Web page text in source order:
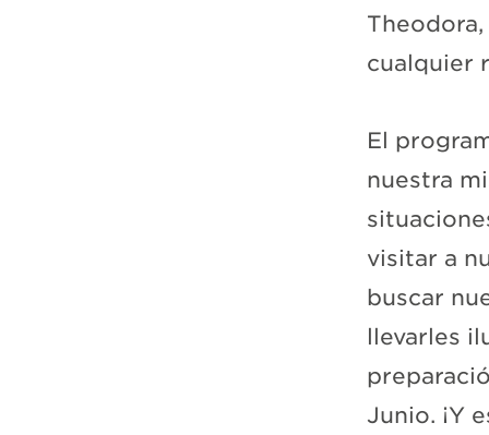
cualquier
El
nuestra
visitar a
buscar
llevarles
Junio. ¡Y